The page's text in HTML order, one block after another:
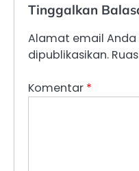
Tinggalkan
Alamat email Anda
dipublikasikan.
Komentar *